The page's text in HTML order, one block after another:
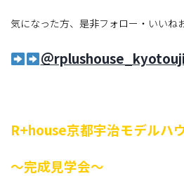
気になった方、是非フォロー・いいね
＠rplushouse_kyotouji
R+house京都宇治モデルハ
～完成見学会～